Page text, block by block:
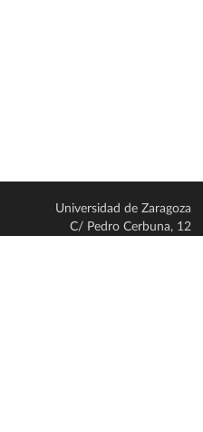
Universidad de Zaragoza
C/ Pedro Cerbuna, 12